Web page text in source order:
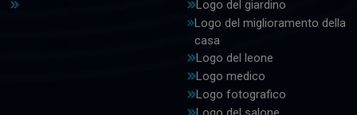
Logo del giardino
Logo del miglioramento della
casa
Logo del leone
Logo medico
Logo fotografico